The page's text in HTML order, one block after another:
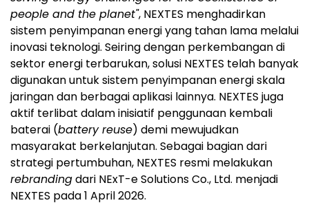
people and the planet", NEXTES menghadirkan
sistem penyimpanan energi yang tahan lama melalui
inovasi teknologi. Seiring dengan perkembangan di
sektor energi terbarukan, solusi NEXTES telah banyak
digunakan untuk sistem penyimpanan energi skala
jaringan dan berbagai aplikasi lainnya. NEXTES juga
aktif terlibat dalam inisiatif penggunaan kembali
baterai (battery reuse) demi mewujudkan
masyarakat berkelanjutan. Sebagai bagian dari
strategi pertumbuhan, NEXTES resmi melakukan
rebrandingdari NExT-e Solutions Co., Ltd. menjadi
NEXTES pada 1 April 2026.